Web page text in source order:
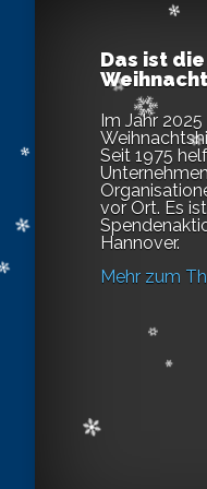
Das ist die
Im Jahr
Seit 1975
vor Ort. Es
Hannover.
Mehr zum